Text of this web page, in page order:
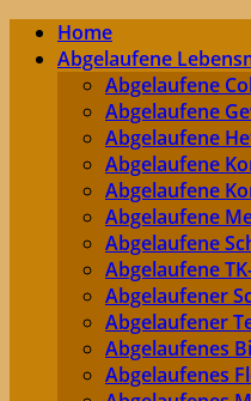
Home
Abgelaufene
Abgelaufene
Abgelaufene
Abgelaufene
Abgelaufene
Abgelaufene
Abgelaufene
Abgelaufene
Abgelaufene
Abgelaufener
Abgelaufener
Abgelaufenes
Abgelaufenes